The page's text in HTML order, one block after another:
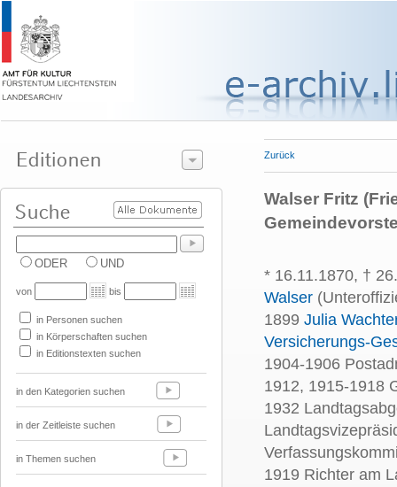
ODER UND
von bis
in Personen suchen
in Körperschaften suchen
in Editionstexten suchen
in den Kategorien suchen
in der Zeitleiste suchen
in Themen suchen
Zurück
Walser Fritz
* 16.11.1870, †
Walser
1899 Julia
Versicherungs-
1904-1906
1912, 1915-1918
1932
1919 Richter am